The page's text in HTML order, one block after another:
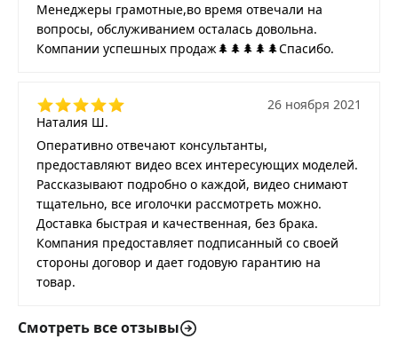
Менеджеры грамотные,во время отвечали на
вопросы, обслуживанием осталась довольна.
Компании успешных продаж🌲🌲🌲🌲🌲Спасибо.
Наталия Ш.
26 ноября 2021
Оперативно отвечают консультанты,
предоставляют видео всех интересующих моделей.
Рассказывают подробно о каждой, видео снимают
тщательно, все иголочки рассмотреть можно.
Доставка быстрая и качественная, без брака.
Компания предоставляет подписанный со своей
стороны договор и дает годовую гарантию на
товар.
Смотреть все отзывы